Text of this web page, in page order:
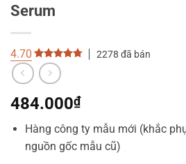
Serum
4.70
4.70out
of 5
2278 đã bán
484.000₫
Hàng công ty mẫu mới (khắc
nguồn gốc mẫu cũ)